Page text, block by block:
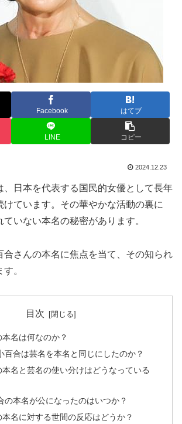
Facebook はてブ
LINE コピー
2024.12.23
、日本を代表する国民的女優として長年
けています。その華やかな活動の裏に
いない本名の秘密があります。
合さんの本名に焦点を当て、その知られ
。
目次
名は何なのか？
百合は芸名を本名と同じにしたのか？
名と芸名の使い分けはどうなっている
の本名が公になったのはいつか？
名に対する世間の反応はどうか？